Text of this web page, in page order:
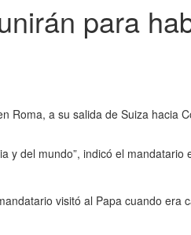
para
a su salida de Suiza hacia
y del mundo”, indicó el mandatario
visitó al Papa cuando era